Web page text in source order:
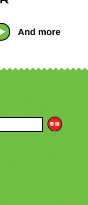
And more